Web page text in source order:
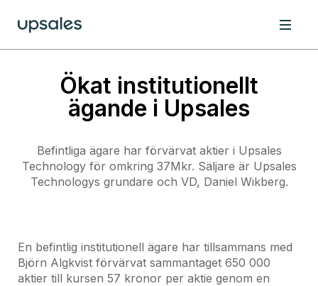
Ökat institutionellt
ägande i Upsales
Befintliga ägare har förvärvat aktier i Upsales
Technology för omkring 37Mkr. Säljare är Upsales
Technologys grundare och VD, Daniel Wikberg.
En befintlig institutionell ägare har tillsammans med
Björn Algkvist förvärvat sammantaget 650 000
aktier till kursen 57 kronor per aktie genom en